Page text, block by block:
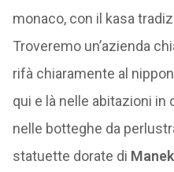
monaco, con il kasa
Troveremo un’azienda
rifà chiaramente al
qui e là nelle abitazioni
nelle botteghe da
statuette dorate di